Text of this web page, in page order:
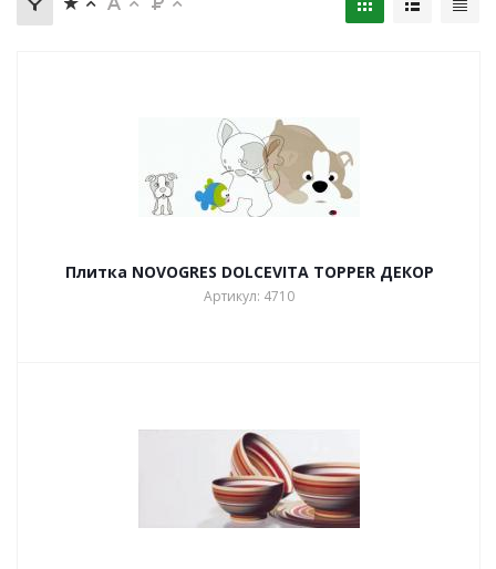
Плитка NOVOGRES DOLCEVITA TOPPER ДЕКОР
Артикул: 4710